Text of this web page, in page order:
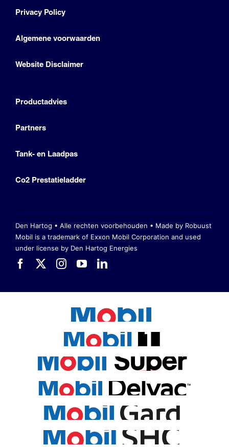
Privacy Policy
Algemene voorwaarden
Website Disclaimer
Productadvies
Partners
Tank- en Laadpas
Co2 Prestatieladder
Den Hartog • Alle rechten voorbehouden • Made by Robuust
Mobil is a trademark of Exxon Mobil Corporation and used
under license by Den Hartog Energies